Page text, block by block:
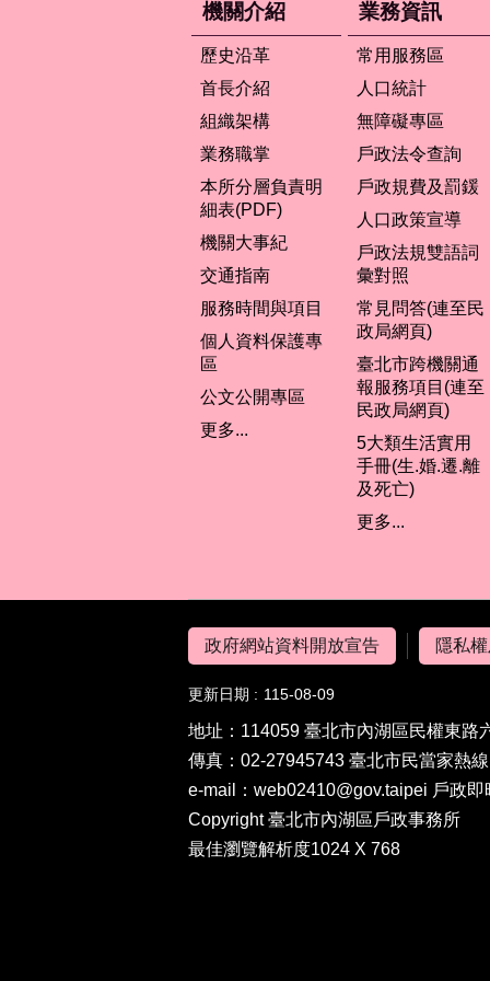
機關介紹
歷史沿革
首長介紹
組織架構
業務職掌
本所分層負責明
細表(PDF)
機關大事紀
交通指南
服務時間與項目
個人資料保護專
區
公文公開專區
更多...
業務資訊
常用服務區
人口統計
無障礙專區
戶政法令查詢
戶政規費及罰鍰
人口政策宣導
戶政法規雙語詞
彙對照
常見問答(連至民
政局網頁)
臺北市跨機關通
報服務項目(連至
民政局網頁)
5大類生活實用
手冊(生.婚.遷.離
及死亡)
更多...
政府網站資料開放宣告 隱私
更新日期 115-08-09
地址：114059 臺北市內湖區民權東路
傳真：02-27945743 臺北市民當家熱
e-mail：web02410@gov.taipei 戶政
Copyright 臺北市內湖區戶政事務所
最佳瀏覽解析度1024 X 768